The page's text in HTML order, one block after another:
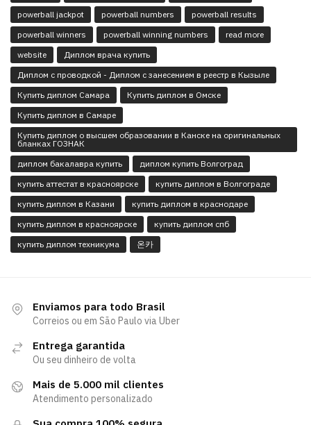
powerball jackpot
powerball numbers
powerball results
powerball winners
powerball winning numbers
read more
website
Диплом врача купить
Диплом с проводкой - Диплом с занесением в реестр в Кызыле
Купить диплом Самара
Купить диплом в Омске
Купить диплом в Самаре
Купить диплом о высшем образовании в Канске на оригинальных
бланках ГОЗНАК
диплом бакалавра купить
диплом купить Волгоград
купить аттестат в красноярске
купить диплом в Волгограде
купить диплом в Казани
купить диплом в краснодаре
купить диплом в красноярске
купить диплом спб
купить диплом техникума
온카
Enviamos para todo Brasil
Correios ou em São Paulo via Uber
Entrega garantida
Ou seu dinheiro de volta
Mais de 5.000 mil clientes
Atendimento personalizado